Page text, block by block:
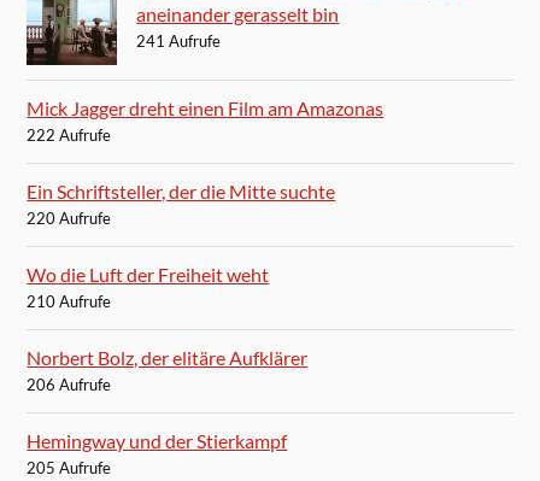
aneinander gerasselt bin
241 Aufrufe
Mick Jagger dreht einen Film am Amazonas
222 Aufrufe
Ein Schriftsteller, der die Mitte suchte
220 Aufrufe
Wo die Luft der Freiheit weht
210 Aufrufe
Norbert Bolz, der elitäre Aufklärer
206 Aufrufe
Hemingway und der Stierkampf
205 Aufrufe